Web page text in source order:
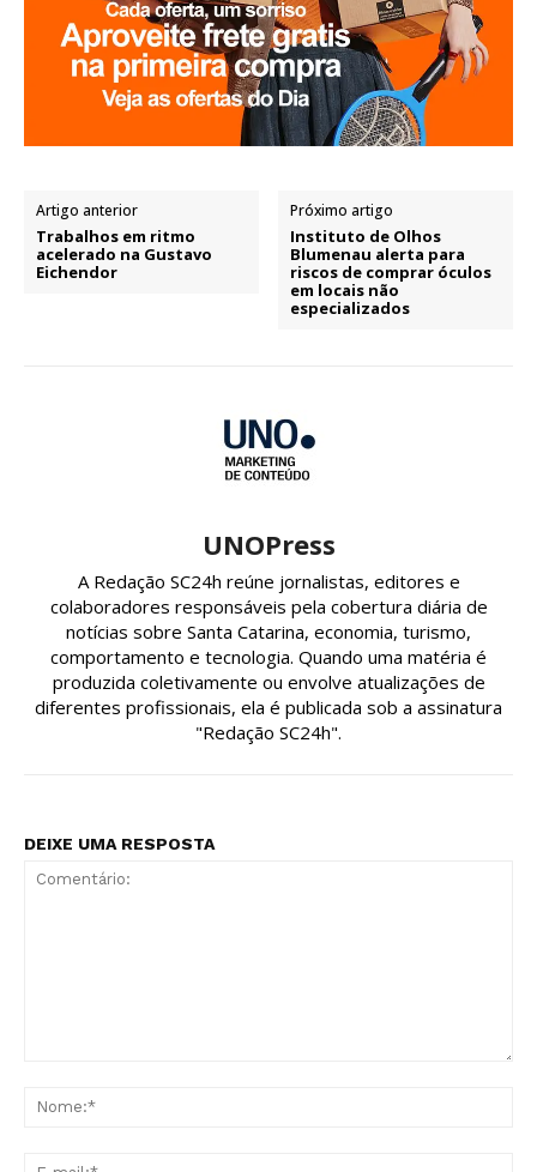
Artigo anterior
Trabalhos em ritmo
acelerado na Gustavo
Eichendor
Próximo artigo
Instituto de Olhos
Blumenau alerta para
riscos de comprar óculos
em locais não
especializados
UNOPress
A Redação SC24h reúne jornalistas, editores e
colaboradores responsáveis pela cobertura diária de
notícias sobre Santa Catarina, economia, turismo,
comportamento e tecnologia. Quando uma matéria é
produzida coletivamente ou envolve atualizações de
diferentes profissionais, ela é publicada sob a assinatura
"Redação SC24h".
DEIXE UMA RESPOSTA